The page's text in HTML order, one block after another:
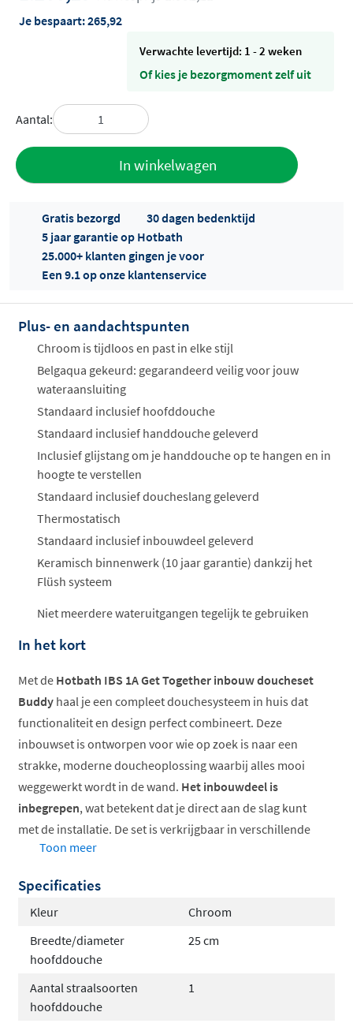
Je bespaart:265,92
Verwachte levertijd: 1 - 2 weken
Of kies je bezorgmoment zelf uit
Aantal:
In winkelwagen
Offertes
ophalen...
Gratis bezorgd
30 dagen bedenktijd
5 jaar garantie op Hotbath
25.000+ klanten gingen je voor
Een 9.1 op onze klantenservice
Plus- en aandachtspunten
Chroom is tijdloos en past in elke stijl
Belgaqua gekeurd: gegarandeerd veilig voor jouw
wateraansluiting
Standaard inclusief hoofddouche
Standaard inclusief handdouche geleverd
Inclusief glijstang om je handdouche op te hangen en in
hoogte te verstellen
Standaard inclusief doucheslang geleverd
Thermostatisch
Standaard inclusief inbouwdeel geleverd
Keramisch binnenwerk (10 jaar garantie) dankzij het
Flüsh systeem
Niet meerdere wateruitgangen tegelijk te gebruiken
In het kort
Met de Hotbath IBS 1A Get Together inbouw doucheset
Buddy haal je een compleet douchesysteem in huis dat
functionaliteit en design perfect combineert. Deze
inbouwset is ontworpen voor wie op zoek is naar een
strakke, moderne doucheoplossing waarbij alles mooi
weggewerkt wordt in de wand. Het inbouwdeel is
inbegrepen, wat betekent dat je direct aan de slag kunt
met de installatie. De set is verkrijgbaar in verschillende
uitvoeringen, zodat je zelf kunt kiezen welke combinatie
Thermostatische kraan voor constante
Keuze uit hoofddouches van 20, 25 of 30cm
Met staaf- of ronde handdouche
Toon meer
Specificaties
Kleur
Chroom
Breedte/diameter
hoofddouche
25 cm
Aantal straalsoorten
hoofddouche
1